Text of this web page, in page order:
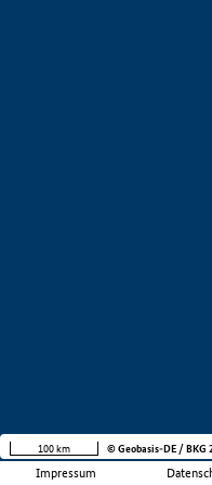
Impressum
100 km © Geobasis-DE / BKG